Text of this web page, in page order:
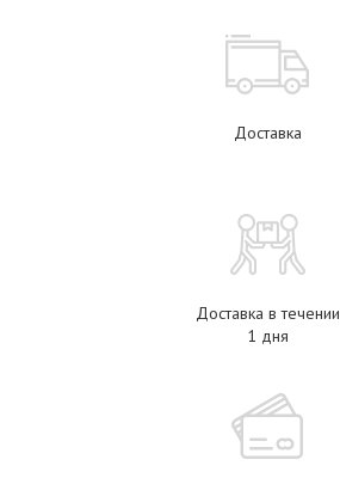
Доставка
Доставка в течении
1 дня